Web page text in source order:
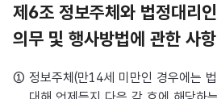
제6조 정보주체와 법정대리
의무 및 행사방법에 관한 사항
① 정보주체(만14세 미만인 경우에는 법